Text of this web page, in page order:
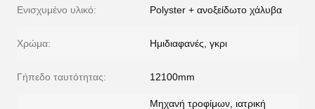
Ενισχυμένο υλικό: Polyster + ανοξείδωτο χάλυβα
Χρώμα: Ημιδιαφανές, γκρι
Γήπεδο ταυτότητας: 12100mm
Μηχανή τροφίμων, ιατρική